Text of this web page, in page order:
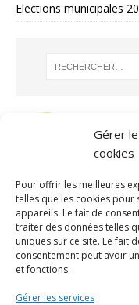
Gérer
cookies
Pour offrir les meilleures
telles que les cookies
appareils. Le fait de
traiter des données telles
uniques sur ce site. Le fait
consentement peut avoir
et fonctions.
Gérer les services
Elections municipales
ARCHIVES